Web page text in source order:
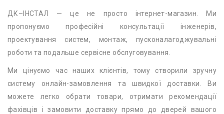
ДК–ІНСТАЛ — це не просто інтернет-магазин. Ми
пропонуємо професійні консультації інженерів,
проектування систем, монтаж, пусконалагоджувальні
роботи та подальше сервісне обслуговування.
Ми цінуємо час наших клієнтів, тому створили зручну
систему онлайн-замовлення та швидкої доставки. Ви
можете легко обрати товари, отримати рекомендації
фахівців і замовити доставку прямо до дверей вашого